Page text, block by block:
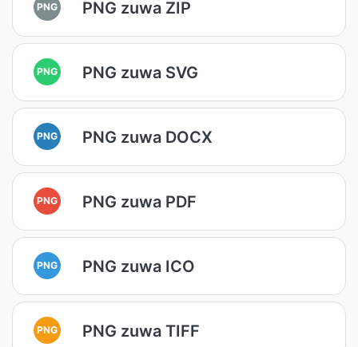
PNG PNG zuwa ZIP
PNG PNG zuwa SVG
PNG PNG zuwa DOCX
PNG PNG zuwa PDF
PNG PNG zuwa ICO
PNG PNG zuwa TIFF